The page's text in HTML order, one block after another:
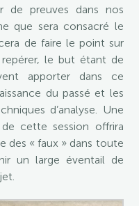
de preuves dans nos
que sera consacré le
de faire le point sur
le but étant de
apporter dans ce
du passé et les
d’analyse. Une
cette session offrira
des « faux » dans toute
un large éventail de